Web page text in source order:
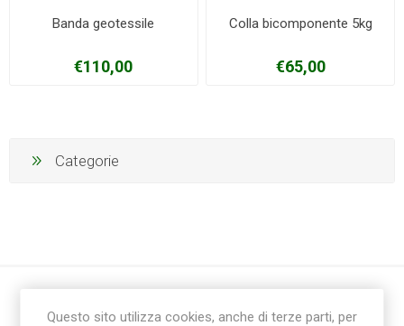
Banda geotessile
€110,00
Colla bicomponente 5kg
€65,00
Categorie
Questo sito utilizza cookies, anche di terze parti, per